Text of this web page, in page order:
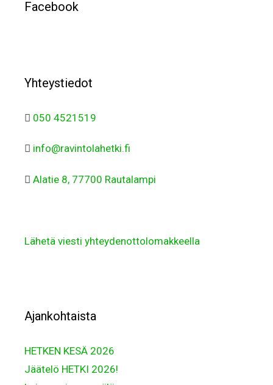
Facebook
Yhteystiedot
050 4521519
info@ravintolahetki.fi
Alatie 8, 77700 Rautalampi
Lähetä viesti yhteydenottolomakkeella
Ajankohtaista
HETKEN KESÄ 2026
Jäätelö HETKI 2026!